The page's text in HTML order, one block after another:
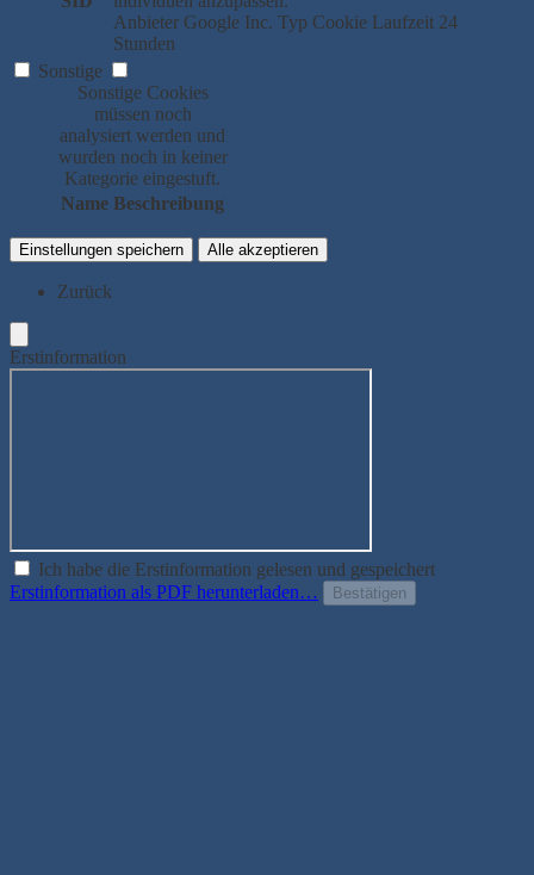
Anbieter Google Inc. Typ Cookie Laufzeit 24
Stunden
Sonstige
Sonstige Cookies
müssen noch
analysiert werden und
wurden noch in keiner
Kategorie eingestuft.
Name Beschreibung
Einstellungen speichern Alle akzeptieren
Zurück
Erstinformation
Ich habe die Erstinformation gelesen und gespeichert
Erstinformation als PDF herunterladen…
Bestätigen